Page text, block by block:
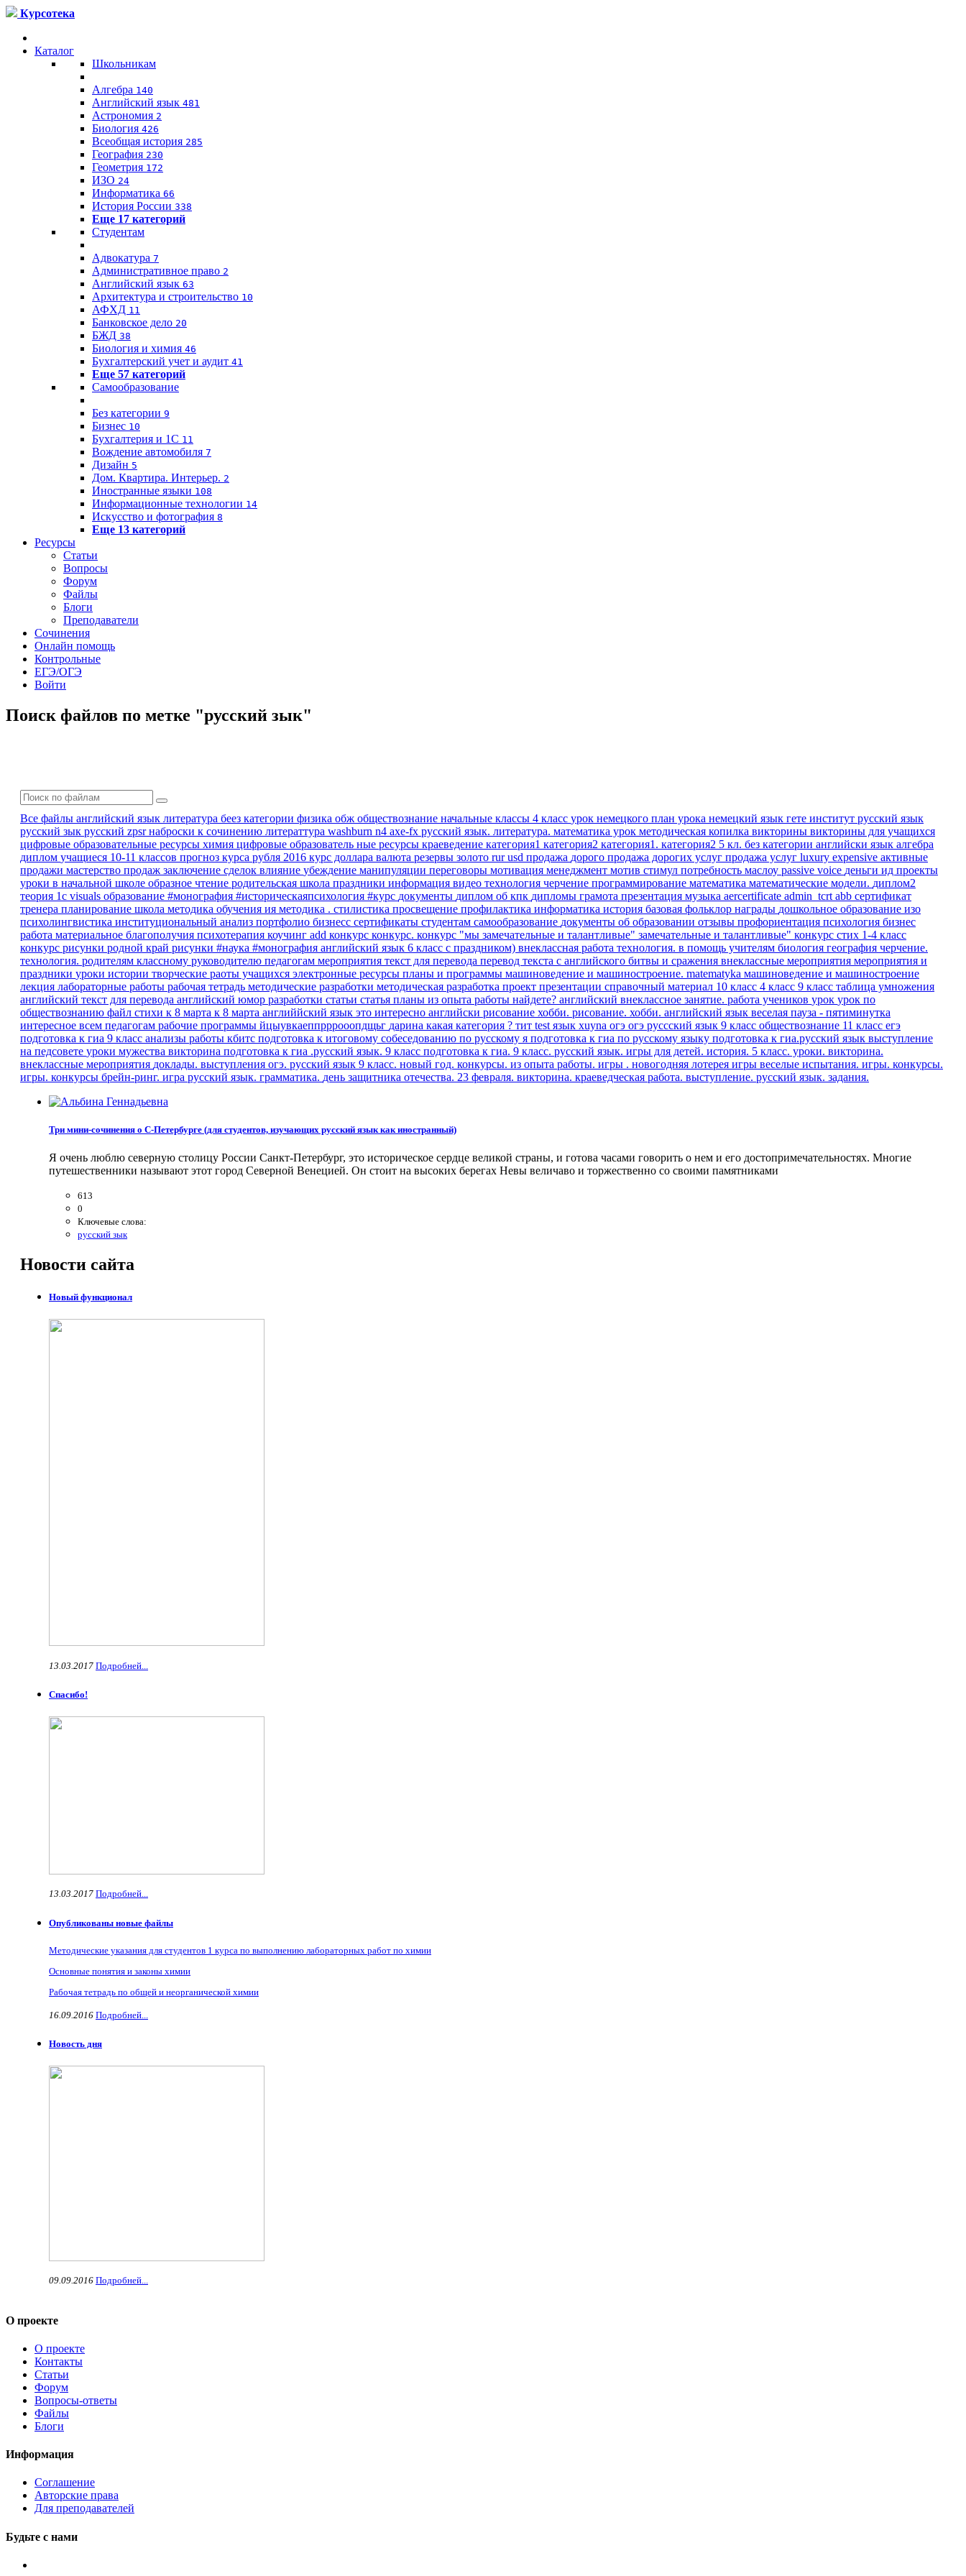
Курсотека
Каталог
Школьникам
Алгебра 140
Английский язык 481
Астрономия 2
Биология 426
Всеобщая история 285
География 230
Геометрия 172
ИЗО 24
Информатика 66
История России 338
Еще 17 категорий
Студентам
Адвокатура 7
Административное право 2
Английский язык 63
Архитектура и строительство 10
АФХД 11
Банковское дело 20
БЖД 38
Биология и химия 46
Бухгалтерский учет и аудит 41
Еще 57 категорий
Самообразование
Без категории 9
Бизнес 10
Бухгалтерия и 1C 11
Вождение автомобиля 7
Дизайн 5
Дом. Квартира. Интерьер. 2
Иностранные языки 108
Информационные технологии 14
Искусство и фотография 8
Еще 13 категорий
Ресурсы
Статьи
Вопросы
Форум
Файлы
Блоги
Преподаватели
Сочинения
Онлайн помощь
Контрольные
ЕГЭ/ОГЭ
Войти
Поиск файлов по метке "русский зык"
Все файлы английский язык литература беез категории физика обж обществознание начальные классы 4 класс урок немецкого план урока немецкий язык гете институт русский язык
русский зык русский zpsrнаброски к сочинению литераттура washburn n4 axe-fx русский язык. литература. математика урок методическая копилка викторины викторины для учащихся
цифровые образовательные ресурсы химия цифровые образователь ные ресурсы краеведение категория1 категория2 категория1. категория2 5 кл. без категории английски язык алгебра
диплом учащиеся 10-11 классов прогноз курса рубля 2016 курс доллара валюта резервы золото rurusd продажа дорого продажа дорогих услуг продажа услуг luxury expensive активные
продажи мастерство продаж заключение сделок влияние убеждение манипуляции переговоры мотивация менеджмент мотив стимул потребность маслоу passive voice деньги ид проекты
уроки в начальной школе образное чтение родительская школа праздники информация видео технология черчение программирование математика математические модели. диплом2
теория 1с visuals образование #монография #историческаяпсихология #курс документы диплом об кпк дипломы грамота презентация музыка aercertificate admin_tcrt abb сертификат
тренера планирование школа методика обучения ия методика . стилистика просвещение профилактика информатика история базовая фольклор награды дошкольное образование изо
психолингвистика институциональный анализ портфолио бизнесс сертификаты студентам самообразование документы об образовании отзывы профориентация психология бизнес
работа материальное благополучия психотерапия коучинг add конкурс конкурс. конкурс "мы замечательные и талантливые" замечательные и талантливые" конкурс стих 1-4 класс
конкурс рисунки родной край рисунки #наука #монография английский язык 6 класс с праздником) внеклассная работа технология. в помощь учителям биология география черчение.
технология. родителям классному руководителю педагогам мероприятия текст для перевода перевод текста с английского битвы и сражения внеклассные мероприятия мероприятия и
праздники уроки истории творческие раоты учащихся электронные ресурсы планы и программы машиноведение и машиностроение. matematyka машиноведение и машиностроение
лекция лабораторные работы рабочая тетрадь методические разработки методическая разработка проект презентации справочный материал 10 класс 4 класс 9 класс таблица умножения
английский текст для перевода английский юмор разработки статьи статья планы из опыта работы найдете? английский внеклассное занятие. работа учеников урок урок по
обществознанию файл стихи к 8 марта к 8 марта английйский язык это интересно английски рисование хобби. рисование. хобби. английский язык веселая пауза - пятиминутка
интересное всем педагогам рабочие программы йцыувкаеппрррооопдщьг дарина какая категория ? тит test язык xuyna огэ огэ руссский язык 9 класс обществознание 11 класс егэ
подготовка к гиа 9 класс анализы работы кбитс подготовка к итоговому собеседованию по русскому я подготовка к гиа по русскому языку подготовка к гиа.русский язык выступление
на педсовете уроки мужества викторина подготовка к гиа .русский язык. 9 класс подготовка к гиа. 9 класс. русский язык. игры для детей. история. 5 класс. уроки. викторина.
внеклассные мероприятия доклады. выступления огэ. русский язык 9 класс. новый год. конкурсы. из опыта работы. игры . новогодняя лотерея игры веселые испытания. игры. конкурсы.
игры. конкурсы брейн-ринг. игра русский язык. грамматика. день защитника отечества. 23 февраля. викторина. краеведческая работа. выступление. русский язык. задания.
Три мини-сочинения о С-Петербурге (для студентов, изучающих русский язык как иностранный)
Я очень люблю северную столицу России Санкт-Петербург, это историческое сердце великой страны, и готова часами говорить о нем и его достопримечательностях. Многие
путешественники называют этот город Северной Венецией. Он стоит на высоких берегах Невы величаво и торжественно со своими памятниками
613
0
Ключевые слова:
русский зык
Новости сайта
Новый функционал
13.03.2017 Подробней...
Спасибо!
13.03.2017 Подробней...
Опубликованы новые файлы
Методические указания для студентов 1 курса по выполнению лабораторных работ по химии
Основные понятия и законы химии
Рабочая тетрадь по общей и неорганической химии
16.09.2016 Подробней...
Новость дня
09.09.2016 Подробней...
О проекте
О проекте
Контакты
Статьи
Форум
Вопросы-ответы
Файлы
Блоги
Информация
Соглашение
Авторские права
Для преподавателей
Будьте с нами